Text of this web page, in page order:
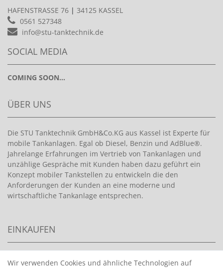
HAFENSTRASSE 76 | 34125 KASSEL
0561 527348
info@stu-tanktechnik.de
SOCIAL MEDIA
COMING SOON...
ÜBER UNS
Die STU Tanktechnik GmbH&Co.KG aus Kassel ist Experte für
mobile Tankanlagen. Egal ob Diesel, Benzin und AdBlue®.
Jahrelange Erfahrungen im Vertrieb von Tankanlagen und
unzählige Gespräche mit Kunden haben dazu geführt ein
Konzept mobiler Tankstellen zu entwickeln die den
Anforderungen der Kunden an eine moderne und
wirtschaftliche Tankanlage entsprechen.
EINKAUFEN
HANDPUMPEN FÜR BENZIN
Wir verwenden Cookies und ähnliche Technologien auf